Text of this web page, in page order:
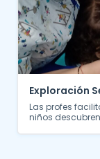
Exploración
Las profes
niños